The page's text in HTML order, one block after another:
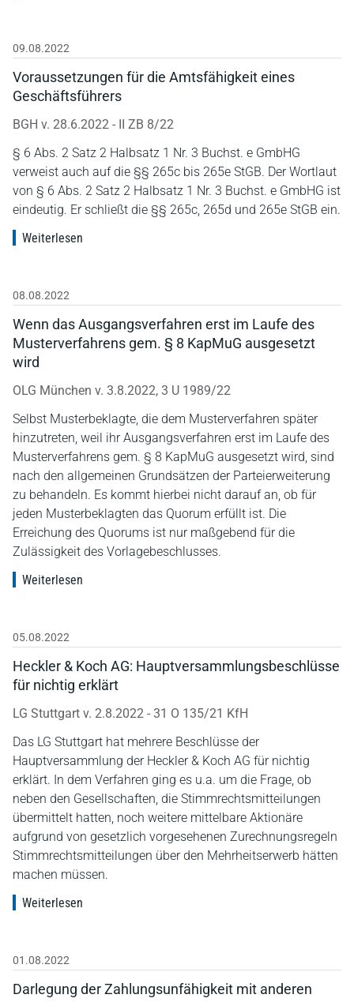
09.08.2022
Voraussetzungen für die Amtsfähigkeit eines
Geschäftsführers
BGH v. 28.6.2022 - II ZB 8/22
§ 6 Abs. 2 Satz 2 Halbsatz 1 Nr. 3 Buchst. e GmbHG
verweist auch auf die §§ 265c bis 265e StGB. Der Wortlaut
von § 6 Abs. 2 Satz 2 Halbsatz 1 Nr. 3 Buchst. e GmbHG ist
eindeutig. Er schließt die §§ 265c, 265d und 265e StGB ein.
Weiterlesen
08.08.2022
Wenn das Ausgangsverfahren erst im Laufe des
Musterverfahrens gem. § 8 KapMuG ausgesetzt
wird
OLG München v. 3.8.2022, 3 U 1989/22
Selbst Musterbeklagte, die dem Musterverfahren später
hinzutreten, weil ihr Ausgangsverfahren erst im Laufe des
Musterverfahrens gem. § 8 KapMuG ausgesetzt wird, sind
nach den allgemeinen Grundsätzen der Parteierweiterung
zu behandeln. Es kommt hierbei nicht darauf an, ob für
jeden Musterbeklagten das Quorum erfüllt ist. Die
Erreichung des Quorums ist nur maßgebend für die
Zulässigkeit des Vorlagebeschlusses.
Weiterlesen
05.08.2022
Heckler & Koch AG: Hauptversammlungsbeschlüsse
für nichtig erklärt
LG Stuttgart v. 2.8.2022 - 31 O 135/21 KfH
Das LG Stuttgart hat mehrere Beschlüsse der
Hauptversammlung der Heckler & Koch AG für nichtig
erklärt. In dem Verfahren ging es u.a. um die Frage, ob
neben den Gesellschaften, die Stimmrechtsmitteilungen
übermittelt hatten, noch weitere mittelbare Aktionäre
aufgrund von gesetzlich vorgesehenen Zurechnungsregeln
Stimmrechtsmitteilungen über den Mehrheitserwerb hätten
machen müssen.
Weiterlesen
01.08.2022
Darlegung der Zahlungsunfähigkeit mit anderen